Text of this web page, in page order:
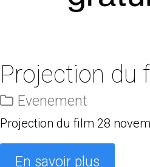
Projection du
Evenement
Projection du film 28
En savoir plus